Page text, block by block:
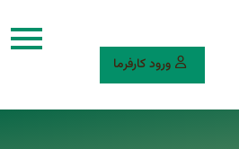
ورود کارفرما